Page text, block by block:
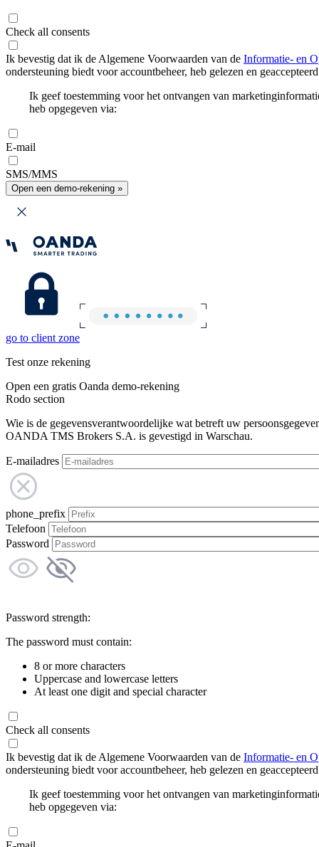
Check all consents
Ik bevestig dat ik de Algemene Voorwaarden van de Informatie- en
ondersteuning biedt voor accountbeheer, heb gelezen en
Ik geef toestemming voor het ontvangen van
heb opgegeven via:
E-mail
SMS/MMS
Open een demo-rekening »
go to client zone
Test onze rekening
Open een gratis Oanda demo-rekening
Rodo section
Wie is de gegevensverantwoordelijke wat betreft uw
OANDA TMS Brokers S.A. is gevestigd in Warschau.
E-mailadres
phone_prefix
Telefoon
Password
Password strength:
The password must contain:
8 or more characters
Uppercase and lowercase letters
At least one digit and special character
Check all consents
Ik bevestig dat ik de Algemene Voorwaarden van de Informatie- en
ondersteuning biedt voor accountbeheer, heb gelezen en
Ik geef toestemming voor het ontvangen van
heb opgegeven via: